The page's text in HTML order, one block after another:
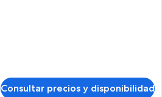
Consultar precios y disponibilidad